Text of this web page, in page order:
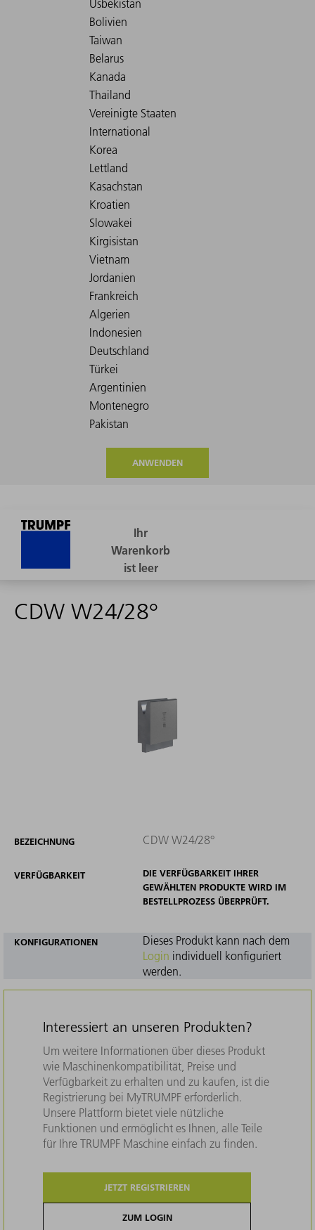
ANWENDEN
CDW W24/28°
BEZEICHNUNG CDW W24/28°
VERFÜGBARKEIT
DIE VERFÜGBARKEIT IHRER
GEWÄHLTEN PRODUKTE WIRD IM
BESTELLPROZESS ÜBERPRÜFT.
KONFIGURATIONEN
Dieses Produkt kann nach dem
Login individuell konfiguriert
werden.
Interessiert an unseren Produkten?
Um weitere Informationen über dieses Produkt
wie Maschinenkompatibilität, Preise und
Verfügbarkeit zu erhalten und zu kaufen, ist die
Registrierung bei MyTRUMPF erforderlich.
Unsere Plattform bietet viele nützliche
Funktionen und ermöglicht es Ihnen, alle Teile
für Ihre TRUMPF Maschine einfach zu finden.
JETZT REGISTRIEREN
ZUM LOGIN